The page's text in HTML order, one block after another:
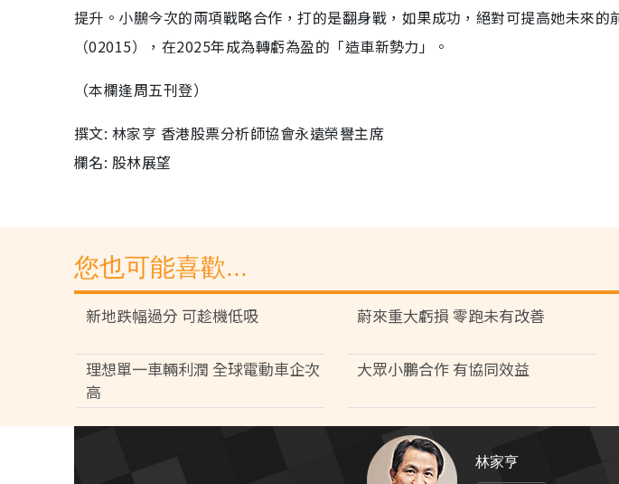
提升。小鵬今次的兩項戰略合作，打的是翻身戰，如果成功，絕對可提高她未來的
（02015），在2025年成為轉虧為盈的「造車新勢力」。
（本欄逢周五刊登）
撰文: 林家亨 香港股票分析師協會永遠榮譽主席
欄名: 股林展望
您也可能喜歡...
新地跌幅過分 可趁機低吸 蔚來重大虧損 零跑未有改善
理想單一車輛利潤 全球電動車企次
高
大眾小鵬合作 有協同效益
林家亨